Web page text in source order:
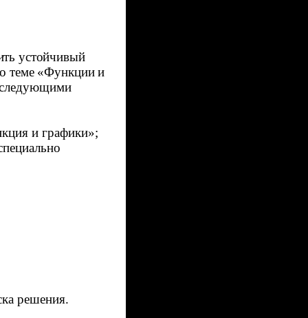
устойчивый
теме «Функции и
и графики»;
решения.